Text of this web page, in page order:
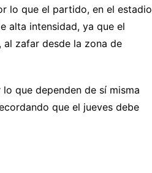
lo que el partido, en el estadio
alta intensidad, ya que el
zafar desde la zona de
que dependen de sí misma
que el jueves debe